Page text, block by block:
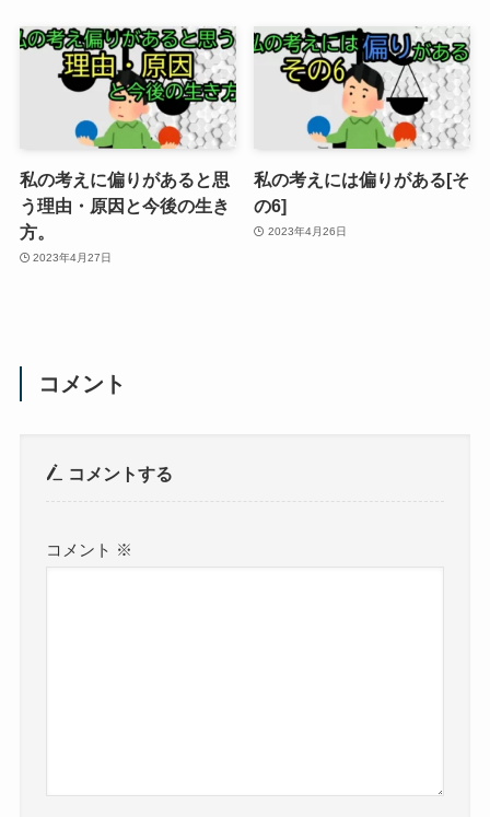
私の考えに偏りがあると思
う理由・原因と今後の生き
方。
2023年4月27日
私の考えには偏りがある[そ
の6]
2023年4月26日
コメント
コメントする
コメント ※